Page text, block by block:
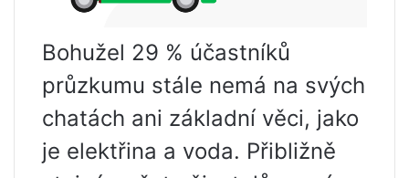
Bohužel 29 % účastníků
průzkumu stále nemá na svých
chatách ani základní věci, jako
je elektřina a voda. Přibližně